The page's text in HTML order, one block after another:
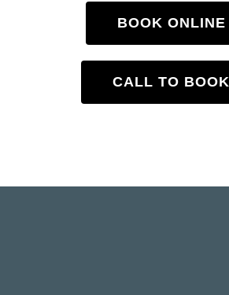
BOOK ONLINE
CALL TO BOOK